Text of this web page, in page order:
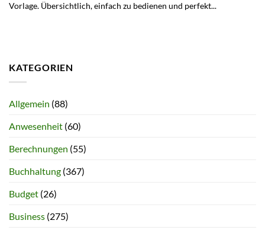
Vorlage. Übersichtlich, einfach zu bedienen und perfekt...
KATEGORIEN
Allgemein (88)
Anwesenheit (60)
Berechnungen (55)
Buchhaltung (367)
Budget (26)
Business (275)